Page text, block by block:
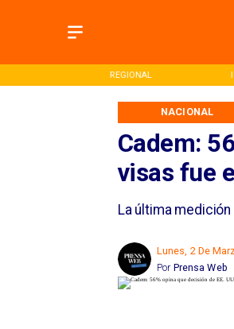
REGIONAL
Cadem:
visas fue
La última
NACIONAL
Lunes, 2 De
Prensa Web
Por